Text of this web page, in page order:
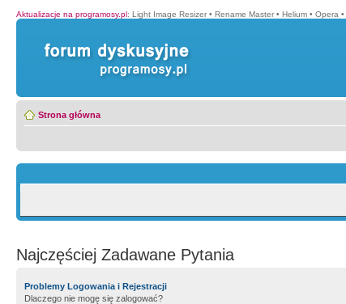
Aktualizacje na programosy.pl: Light Image Resizer • Rename Master • Helium • Opera •
Strona główna
Najczęściej Zadawane Pytania
Problemy Logowania i Rejestracji
Dlaczego nie mogę się zalogować?